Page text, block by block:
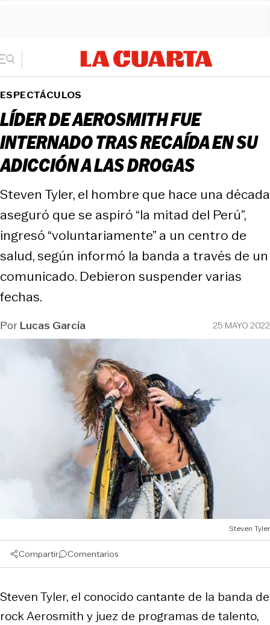
ESPECTÁCULOS
LÍDER DE AEROSMITH FUE
INTERNADO TRAS RECAÍDA EN SU
ADICCIÓN A LAS DROGAS
Steven Tyler, el hombre que hace una década
aseguró que se aspiró “la mitad del Perú”,
ingresó “voluntariamente” a un centro de
salud, según informó la banda a través de un
comunicado. Debieron suspender varias
fechas.
PorLucas García 25 MAYO 2022
Steven Tyler
Compartir Comentarios
Steven Tyler, el conocido cantante de la banda de
rock Aerosmith y juez de programas de talento,